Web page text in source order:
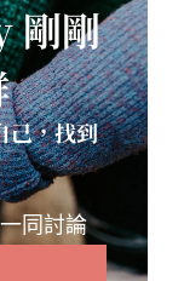
剛剛
己，找到
同討論